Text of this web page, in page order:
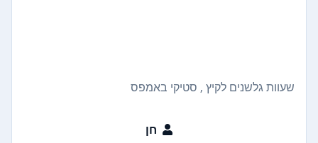
שעוות גלשנים לקיץ , סטיקי באמפס
חן